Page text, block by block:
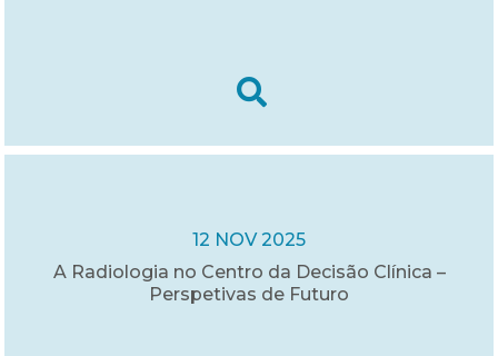
12 NOV 2025
A Radiologia no Centro da Decisão Clínica –
Perspetivas de Futuro